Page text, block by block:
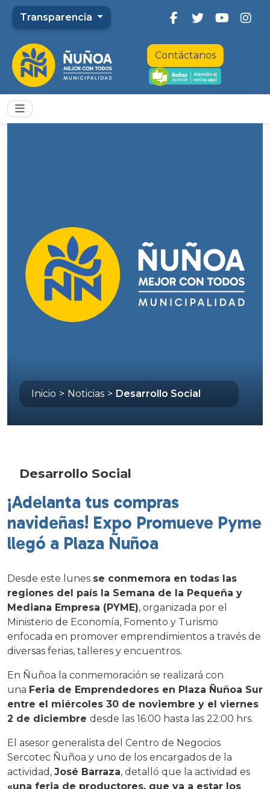
Transparencia
Contáctanos
Inicio > Noticias > Desarrollo Social
Desarrollo Social
¡Adelanta tus compras
navideñas! Expo Promueve Pyme
llegó a Plaza Ñuñoa
Desde este lunes se conmemora en todas las
regiones del país la Semana de la Pequeña y
Mediana Empresa (PYME), organizada por el
Ministerio de Economía, Fomento y Turismo
enfocada en promover emprendimientos a través de
diversas ferias, talleres y encuentros.
En Ñuñoa la conmemoración se realizará con
una Feria de Emprendedores en Plaza Ñuñoa Sur
entre el miércoles 30 de noviembre y el viernes
2 de diciembre desde las 16:00 hasta las 22:00 hrs.
El asesor generalista del Centro de Negocios
Sercotec Ñuñoa y uno de los encargados de la
actividad, José Barraza, detalló que la actividad es
«una feria de productores, que va a estar los